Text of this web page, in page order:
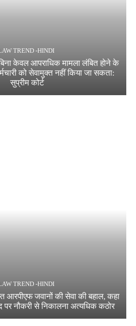
TREND -HINDI
केवल आपराधिक मामला लंबित होने के
को सेवामुक्त नहीं किया जा सकता:
सुप्रीम कोर्ट
TREND -HINDI
आरपीएफ जवानों की सेवा की बहाल, कहा
पर नौकरी से निकालना अत्यधिक कठोर